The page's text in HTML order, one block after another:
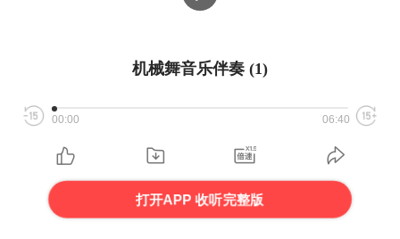
机械舞音乐伴奏 (1)
00:00 06:40
打开APP 收听完整版